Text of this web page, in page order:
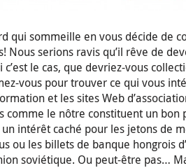
qui sommeille en vous décide de
Nous serions ravis qu’il rêve de
le cas, que devriez-vous
vous pour trouver ce qui vous
et les sites Web
comme le nôtre constituent un
intérêt caché pour les jetons de
ou les billets de banque hongrois
soviétique. Ou peut-être pas…